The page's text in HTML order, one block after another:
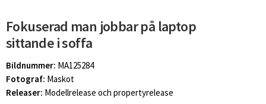
Fokuserad man jobbar på laptop
sittande i soffa
Bildnummer: MA125284
Fotograf: Maskot
Releaser: Modellrelease och propertyrelease